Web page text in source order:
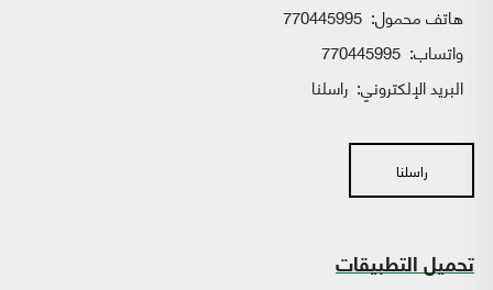
هاتف محمول: 770445995
واتساب:
البريد الإلكتروني: راسلنا
راسلنا
تحميل التطبيقات